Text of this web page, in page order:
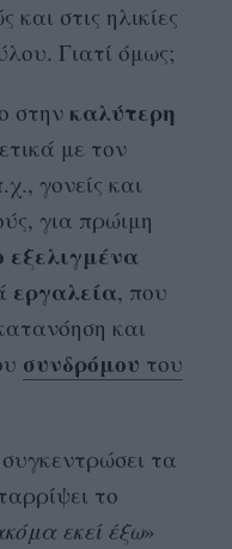
και στις ηλικίες
Γιατί όμως;
στην καλύτερη
με τον
γονείς και
για πρώιμη
εξελιγμένα
εργαλεία, που
και
συνδρόμου του
τα
το
εκεί έξω»